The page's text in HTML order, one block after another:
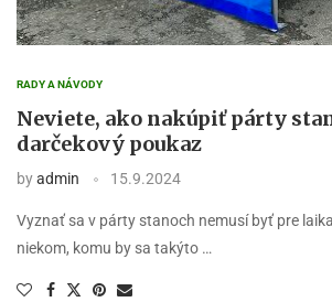
RADY A NÁVODY
Neviete, ako nakúpiť párty
darčekový poukaz
byadmin 15.9.2024
Vyznať sa v párty stanoch nemusí byť pre
niekom, komu by sa takýto …